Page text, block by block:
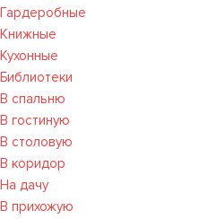
Гардеробные
Книжные
Кухонные
Библиотеки
В спальню
В гостиную
В столовую
В коридор
На дачу
В прихожую